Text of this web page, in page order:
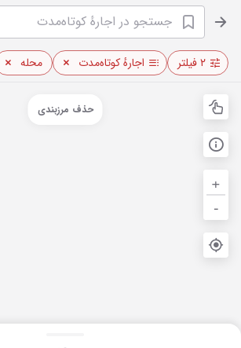
۲ فیلتر اجارهٔ کوتاه‌مدت محله
+
-
حذف مرزبندی